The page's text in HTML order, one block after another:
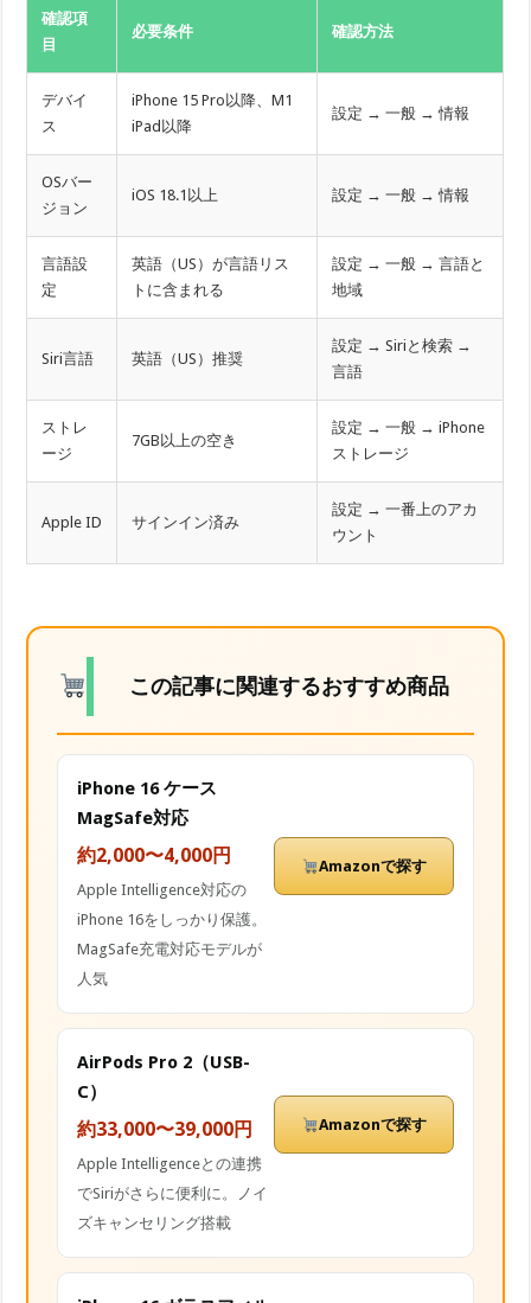
確認項
目
必要条件 確認方法
デバイ
ス
iPhone 15 Pro以降、M1
iPad以降
設定 → 一般 → 情報
OSバー
ジョン
iOS 18.1以上 設定 → 一般 → 情報
言語設
定
英語（US）が言語リス
トに含まれる
設定 → 一般 → 言語と
地域
Siri言語 英語（US）推奨
設定 → Siriと検索 →
言語
ストレ
ージ
7GB以上の空き
設定 → 一般 → iPhone
ストレージ
Apple ID サインイン済み
設定 → 一番上のアカ
ウント
この記事に関連するおすすめ商品
iPhone 16 ケース
MagSafe対応
約2,000〜4,000円
Apple Intelligence対応の
iPhone 16をしっかり保護。
MagSafe充電対応モデルが
人気
Amazonで探す
AirPods Pro 2（USB-
C）
約33,000〜39,000円
Apple Intelligenceとの連携
でSiriがさらに便利に。ノイ
ズキャンセリング搭載
Amazonで探す